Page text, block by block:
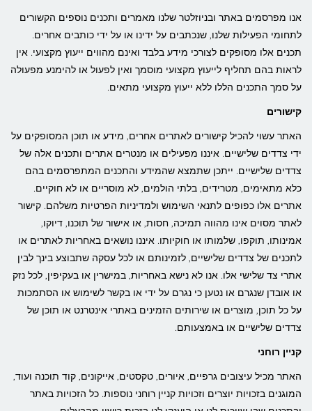
אנו מפרסמים באתר ובניוזלטר שלנו מאמרים ותכנים נוספים הקשורים
לתחומי הפעילות שלנו, שנכתבים על ידינו או על ידי כותבים אחרים.
תכנים אלו מסופקים לצורכי מידע בלבד ואינם מהווים ייעוץ מקצועי. אין
לראות בהם תחליף לייעוץ מקצועי מוסמך ואין לפעול או להימנע מפעולה
על סמך התכנים הללו ללא ייעוץ מקצועי מתאים.
קישורים
האתר עשוי להכיל קישורים לאתרים אחרים, מידע או תוכן המסופקים על
ידי צדדים שלישיים. איננו מפעילים או מנטרים אתרים ותכנים אלה של
צדדים שלישיים. ייתכן שתמצא שהמידע והתכנים המתפרסמים בהם
כלא מתאימים, מטרידים, בלתי הולמים, לא מוסריים או לא חוקיים.
אתרים אלו כפופים לתנאי השימוש ולמדיניות הפרטיות משלהם. קישור
לאתר מסוים אינו מהווה תמיכה, חסות, או אישור של תוכנו, דיוקו,
אמינותו, תוקפו, שלמותו או חוקיותו. איננו נושאים באחריות לאתרים או
לתכנים של צדדים שלישיים, לזמינותם או לכל עסקה שתבוצע בינך לבין
אתרי צד שלישי אלו. אנו לא נישא באחריות, במישרין או בעקיפין, לכל נזק
או אובדן שנגרם או נטען כי נגרם על ידי או בקשר לשימוש או הסתמכות
על כל תוכן, מוצרים או שירותים הזמינים באתרי אינטרנט או תוכן של
צדדים שלישיים או באמצעותם.
קניין רוחני
האתר מכיל עיצובים גרפיים, איורים, טקסטים, אייקונים, קוד תוכנה ועוד,
המוגנים בזכויות יוצרים וזכויות קניין רוחני נוספות. כל הזכויות באתר